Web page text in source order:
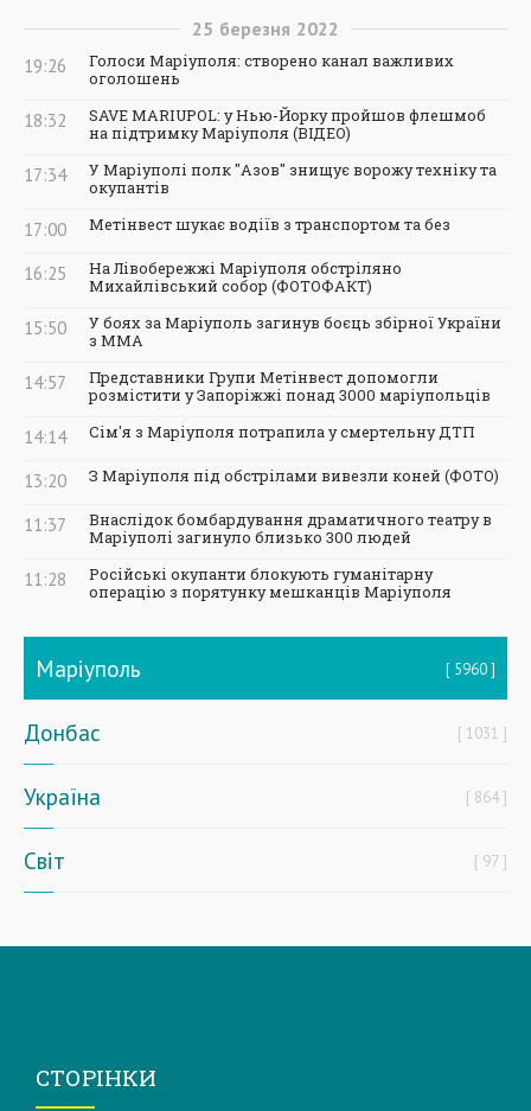
25 березня 2022
19:26
Голоси Маріуполя: створено канал важливих
оголошень
18:32
SAVE MARIUPOL: у Нью-Йорку пройшов флешмоб
на підтримку Маріуполя (ВІДЕО)
17:34
У Маріуполі полк "Азов" знищує ворожу техніку та
окупантів
17:00 Метінвест шукає водіїв з транспортом та без
16:25
На Лівобережжі Маріуполя обстріляно
Михайлівський собор (ФОТОФАКТ)
15:50
У боях за Маріуполь загинув боєць збірної України
з ММА
14:57
Представники Групи Метінвест допомогли
розмістити у Запоріжжі понад 3000 маріупольців
14:14 Сім'я з Маріуполя потрапила у смертельну ДТП
13:20 З Маріуполя під обстрілами вивезли коней (ФОТО)
11:37
Внаслідок бомбардування драматичного театру в
Маріуполі загинуло близько 300 людей
11:28
Російські окупанти блокують гуманітарну
операцію з порятунку мешканців Маріуполя
Маріуполь 5960
Донбас 1031
Україна 864
Світ 97
СТОРІНКИ